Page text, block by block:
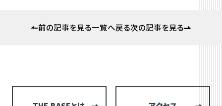
前の記事を見る一覧へ戻る次の記事を見る